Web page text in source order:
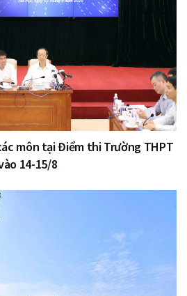
môn tại Điểm thi Trường THPT
14-15/8